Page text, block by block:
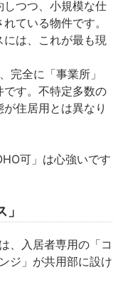
つつ、小規模な仕
ている物件です。
には、これが最も現
完全に「事業所」
です。不特定多数の
住居用とは異なり
可」は心強いです
、入居者専用の「コ
ジ」が共用部に設け